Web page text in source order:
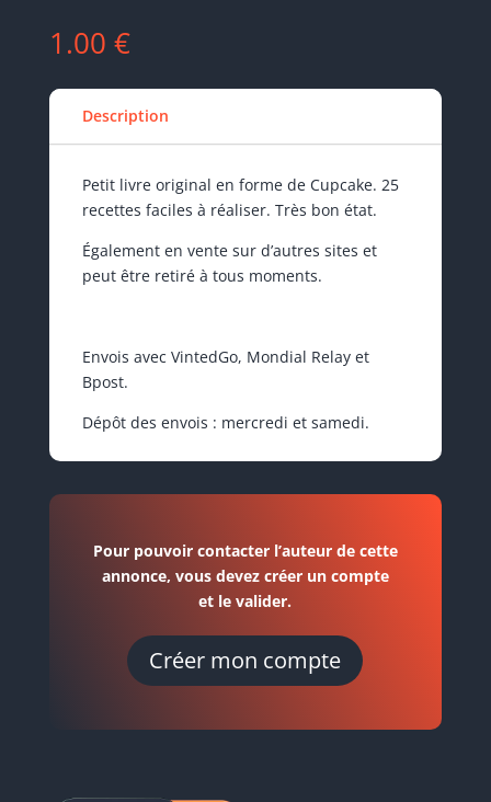
1.00 €
Description
Petit livre original en forme de Cupcake. 25
recettes faciles à réaliser. Très bon état.
Également en vente sur d’autres sites et
peut être retiré à tous moments.
Envois avec VintedGo, Mondial Relay et
Bpost.
Dépôt des envois : mercredi et samedi.
Pour pouvoir contacter l’auteur de cette
annonce, vous devez créer un compte
et le valider.
Créer mon compte